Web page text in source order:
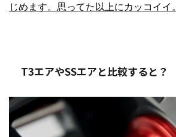
じめます。思ってた以上にカッコイイ。
T3エアやSSエアと比較すると？